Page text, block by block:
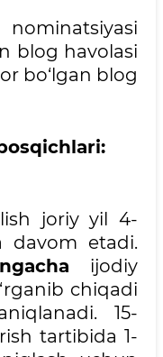
blog havolasi
bo‘lgan blog
joriy yil 4-
davom etadi.
ijodiy
chiqadi
15-
tartibida 1-